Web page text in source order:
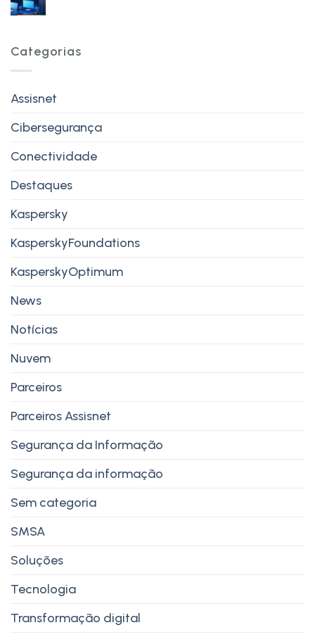
Categorias
Assisnet
Cibersegurança
Conectividade
Destaques
Kaspersky
KasperskyFoundations
KasperskyOptimum
News
Notícias
Nuvem
Parceiros
Parceiros Assisnet
Segurança da Informação
Segurança da informação
Sem categoria
SMSA
Soluções
Tecnologia
Transformação digital